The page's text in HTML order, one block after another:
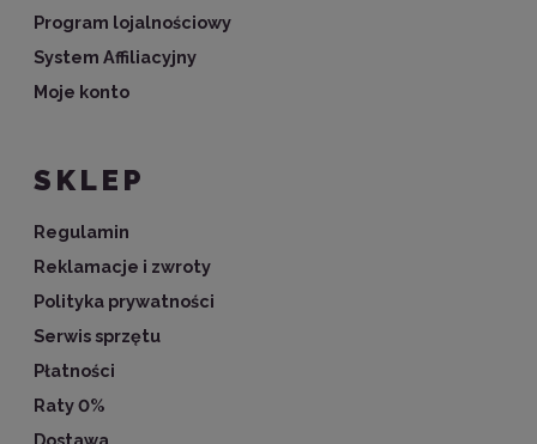
Program lojalnościowy
System Affiliacyjny
Moje konto
SKLEP
Regulamin
Reklamacje i zwroty
Polityka prywatności
Serwis sprzętu
Płatności
Raty 0%